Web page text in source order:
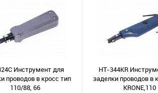
Инструмент для
проводов в кросс тип
110/88, 66
HT-344KR
заделки проводов в
KRONE,110